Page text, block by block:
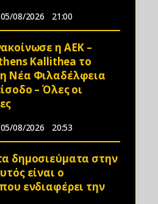
05/08/2026 21:00
η ΑΕΚ –
Kallithea το
Νέα Φιλαδέλφεια
– Όλες οι
05/08/2026 20:53
δημοσιεύματα στην
είναι ο
ενδιαφέρει την